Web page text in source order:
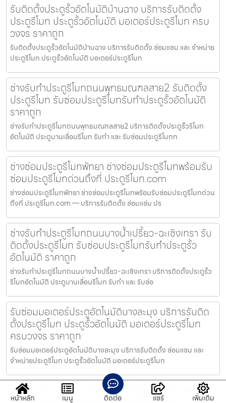
รับติดตั้งประตูรั้วอัตโนมัติบ้านฉาง บริการรับติดตั้ง
ประตูรีโมท ประตูรั้วอัตโนมัติ มอเตอร์ประตูรีโมท ครบ
วงจร ราคาถูก
รับติดตั้งประตูรั้วอัตโนมัติบ้านฉาง บริการรับติดตั้ง ซ่อมแซม และ จำหน่าย
ประตูรีโมท ประตูรั้วอัตโนมัติ มอเตอร์ประตูรีโมท
ช่างรับทำประตูรีโมทถนนพุทธมณฑลสาย2 รับติดตั้ง
ประตูรีโมท รับซ่อมประตูรีโมทรับทำประตูรั้วอัตโนมัติ
ราคาถูก
ช่างรับทำประตูรีโมทถนนพุทธมณฑลสาย2 บริการติดตั้งประตูรั้วรีโมท
อัตโนมัติ ประตูบานเลื่อนรีโมท รับทำ และ รับซ่อมประตูรีโมทท
ช่างซ่อมประตูรีโมทพัทยา ช่างซ่อมประตูรีโมทพร้อมรับ
ซ่อมประตูรีโมทด่วนถึงที่ ประตูรีโมท.com
ช่างซ่อมประตูรีโมทพัทยา ช่างซ่อมประตูรีโมทพร้อมรับซ่อมประตูรีโมทด่วน
ถึงที่ ประตูรีโมท.com — บริการรับติดตั้ง ซ่อมแซ่ม ปร
ช่างรับทำประตูรีโมทถนนบางน้ำเปรี้ยว-ฉะเชิงเทรา รับ
ติดตั้งประตูรีโมท รับซ่อมประตูรีโมทรับทำประตูรั้ว
อัตโนมัติ ราคาถูก
ช่างรับทำประตูรีโมทถนนบางน้ำเปรี้ยว-ฉะเชิงเทรา บริการติดตั้งประตูรั้ว
รีโมทอัตโนมัติ ประตูบานเลื่อนรีโมท รับทำ และ รับซ่อ
รับซ่อมมอเตอร์ประตูอัตโนมัติบางละมุง บริการรับติด
ตั้งประตูรีโมท ประตูรั้วอัตโนมัติ มอเตอร์ประตูรีโมท
ครบวงจร ราคาถูก
รับซ่อมมอเตอร์ประตูอัตโนมัติบางละมุง บริการรับติดตั้ง ซ่อมแซม และ
จำหน่ายประตูรีโมท ประตูรั้วอัตโนมัติ มอเตอร์ประตูรีโมท
รับซ่อมประตูรีโมทบางพลัด ช่างซ่อมประตูรีโมทพร้อม
หน้าหลัก เมนู ติดต่อ แชร์ เพิ่มเติม